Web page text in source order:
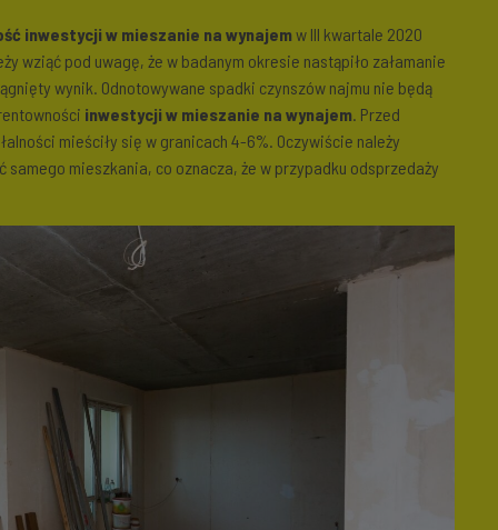
inwestycji w mieszanie na wynajem w III kwartale 2020
wziąć pod uwagę, że w badanym okresie nastąpiło załamanie
wynik. Odnotowywane spadki czynszów najmu nie będą
inwestycji w mieszanie na wynajem. Przed
mieściły się w granicach 4-6%. Oczywiście należy
mieszkania, co oznacza, że w przypadku odsprzedaży